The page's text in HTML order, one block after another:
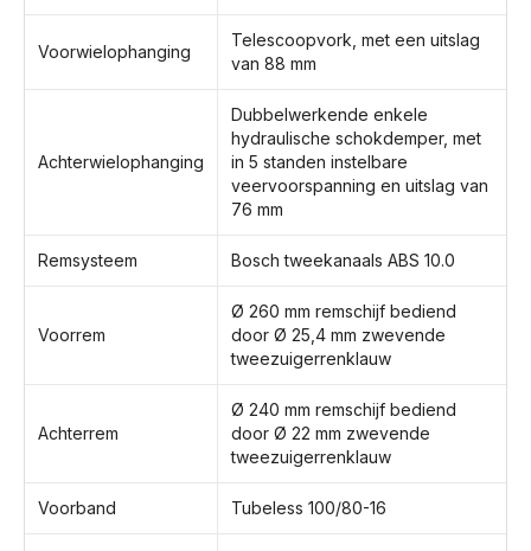
Voorwielophanging
Telescoopvork, met een uitslag
van 88 mm
Achterwielophanging
Dubbelwerkende enkele
hydraulische schokdemper, met
in 5 standen instelbare
veervoorspanning en uitslag van
76 mm
Remsysteem Bosch tweekanaals ABS 10.0
Voorrem
Ø 260 mm remschijf bediend
door Ø 25,4 mm zwevende
tweezuigerrenklauw
Achterrem
Ø 240 mm remschijf bediend
door Ø 22 mm zwevende
tweezuigerrenklauw
Voorband Tubeless 100/80-16